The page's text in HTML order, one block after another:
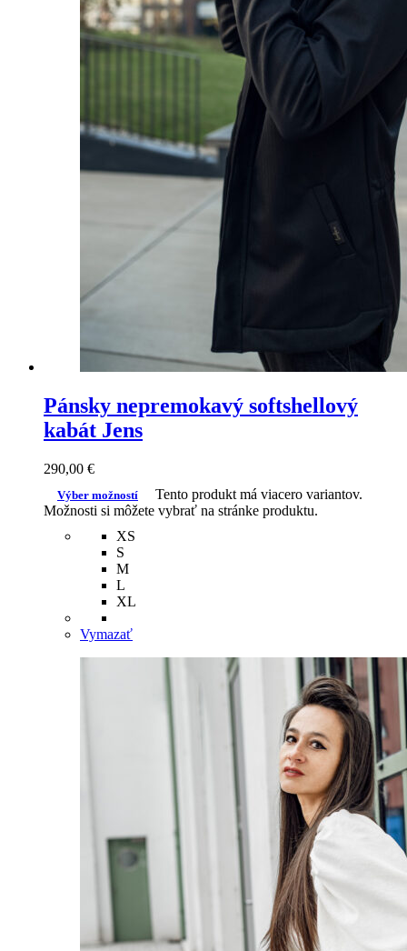
Pánsky nepremokavý softshellový
kabát Jens
290,00 €
Výber možností
Tento produkt má viacero variantov.
Možnosti si môžete vybrať na stránke produktu.
XS
S
M
L
XL
Vymazať